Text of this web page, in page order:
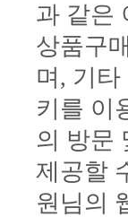
과 같은
상품구
며, 기
키를 이
의 방문
제공할
원님의